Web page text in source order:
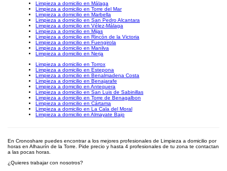
Limpieza a domicilio en Málaga
Limpieza a domicilio en Torre del Mar
Limpieza a domicilio en Marbella
Limpieza a domicilio en San Pedro Alcantara
Limpieza a domicilio en Vélez-Málaga
Limpieza a domicilio en Mijas
Limpieza a domicilio en Rincón de la Victoria
Limpieza a domicilio en Fuengirola
Limpieza a domicilio en Manilva
Limpieza a domicilio en Nerja
Limpieza a domicilio en Torrox
Limpieza a domicilio en Estepona
Limpieza a domicilio en Benalmadena Costa
Limpieza a domicilio en Benajarafe
Limpieza a domicilio en Antequera
Limpieza a domicilio en San Luis de Sabinillas
Limpieza a domicilio en Torre de Benagalbon
Limpieza a domicilio en Cártama
Limpieza a domicilio en La Cala del Moral
Limpieza a domicilio en Almayate Bajo
En Cronoshare puedes encontrar a los mejores profesionales de Limpieza a domicilio por
horas en Alhaurín de la Torre. Pide precio y hasta 4 profesionales de tu zona te contactan
a las pocas horas.
¿Quieres trabajar con nosotros?